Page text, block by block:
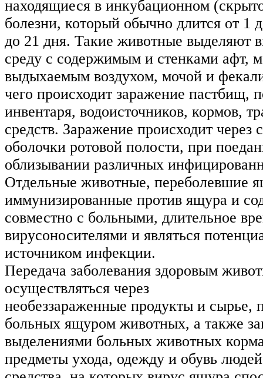
находящиеся в инкубационном
болезни, который обычно длится от 1
до 21 дня. Такие животные выделяют
среду с содержимым и стенками афт,
выдыхаемым воздухом, мочой и
чего происходит заражение пастбищ,
инвентаря, водоисточников, кормов,
средств. Заражение происходит через
оболочки ротовой полости, при
облизывании различных
Отдельные животные, переболевшие
иммунизированные против ящура и
совместно с больными, длительное
вирусоносителями и являться
источником инфекции.
Передача заболевания здоровым
осуществляться через
необеззараженные продукты и сырье,
больных ящуром животных, а также
выделениями больных животных
предметы ухода, одежду и обувь